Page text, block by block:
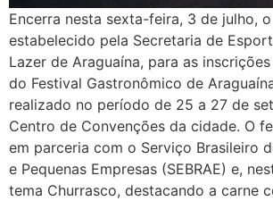
Encerra nesta sexta-feira, 3 de julho,
estabelecido pela Secretaria de
Lazer de Araguaína, para as
do Festival Gastronômico de
realizado no período de 25 a 27 de
Centro de Convenções da cidade. O
em parceria com o Serviço Brasileiro
e Pequenas Empresas (SEBRAE) e,
tema Churrasco, destacando a carne